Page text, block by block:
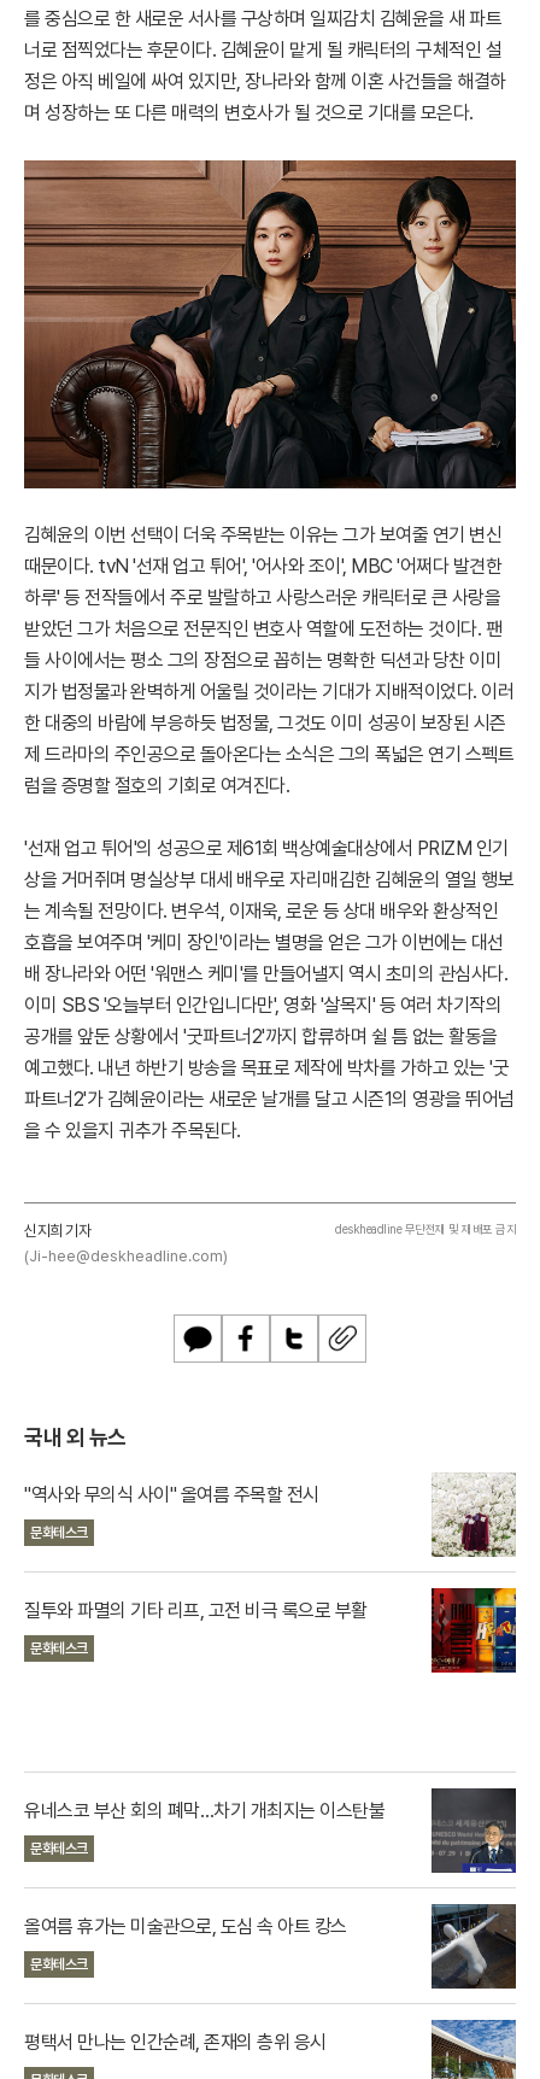
를 중심으로 한 새로운 서사를 구상하며 일찌감치 김혜윤을 새 파트
너로 점찍었다는 후문이다. 김혜윤이 맡게 될 캐릭터의 구체적인 설
정은 아직 베일에 싸여 있지만, 장나라와 함께 이혼 사건들을 해결하
며 성장하는 또 다른 매력의 변호사가 될 것으로 기대를 모은다.
김혜윤의 이번 선택이 더욱 주목받는 이유는 그가 보여줄 연기 변신
때문이다. tvN '선재 업고 튀어', '어사와 조이', MBC '어쩌다 발견한
하루' 등 전작들에서 주로 발랄하고 사랑스러운 캐릭터로 큰 사랑을
받았던 그가 처음으로 전문직인 변호사 역할에 도전하는 것이다. 팬
들 사이에서는 평소 그의 장점으로 꼽히는 명확한 딕션과 당찬 이미
지가 법정물과 완벽하게 어울릴 것이라는 기대가 지배적이었다. 이러
한 대중의 바람에 부응하듯 법정물, 그것도 이미 성공이 보장된 시즌
제 드라마의 주인공으로 돌아온다는 소식은 그의 폭넓은 연기 스펙트
럼을 증명할 절호의 기회로 여겨진다.
'선재 업고 튀어'의 성공으로 제61회 백상예술대상에서 PRIZM 인기
상을 거머쥐며 명실상부 대세 배우로 자리매김한 김혜윤의 열일 행보
는 계속될 전망이다. 변우석, 이재욱, 로운 등 상대 배우와 환상적인
호흡을 보여주며 '케미 장인'이라는 별명을 얻은 그가 이번에는 대선
배 장나라와 어떤 '워맨스 케미'를 만들어낼지 역시 초미의 관심사다.
이미 SBS '오늘부터 인간입니다만', 영화 '살목지' 등 여러 차기작의
공개를 앞둔 상황에서 '굿파트너2'까지 합류하며 쉴 틈 없는 활동을
예고했다. 내년 하반기 방송을 목표로 제작에 박차를 가하고 있는 '굿
파트너2'가 김혜윤이라는 새로운 날개를 달고 시즌1의 영광을 뛰어넘
을 수 있을지 귀추가 주목된다.
신지희 기자
(Ji-hee@deskheadline.com)
deskheadline 무단전재 및 재배포 금지
카
페
트
U
국내 외 뉴스
"역사와 무의식 사이" 올여름 주목할 전시
문화테스크
질투와 파멸의 기타 리프, 고전 비극 록으로 부활
문화테스크
유네스코 부산 회의 폐막…차기 개최지는 이스탄불
문화테스크
올여름 휴가는 미술관으로, 도심 속 아트 캉스
문화테스크
평택서 만나는 인간순례, 존재의 층위 응시